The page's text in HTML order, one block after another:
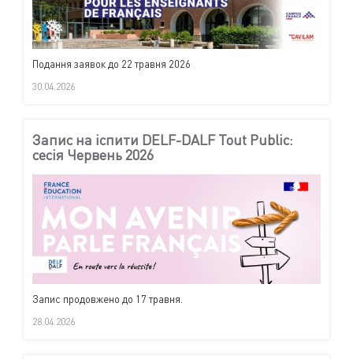
Подання заявок до 22 травня 2026
30.04.2026
Запис на іспити DELF-DALF Tout Public:
сесія Червень 2026
Запис продовжено до 17 травня.
28.04.2026